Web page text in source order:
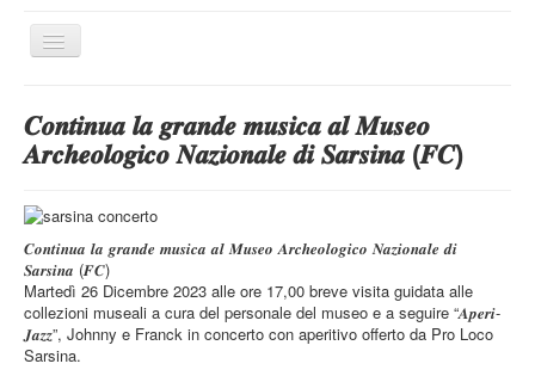
Cambia
navigazione
STRUTTURA
MUSEI
EVENTI
𝑪𝒐𝒏𝒕𝒊𝒏𝒖𝒂 𝒍𝒂 𝒈𝒓𝒂𝒏𝒅𝒆 𝒎𝒖𝒔𝒊𝒄𝒂 𝒂𝒍 𝑴𝒖𝒔𝒆𝒐
𝑨𝒓𝒄𝒉𝒆𝒐𝒍𝒐𝒈𝒊𝒄𝒐 𝑵𝒂𝒛𝒊𝒐𝒏𝒂𝒍𝒆 𝒅𝒊 𝑺𝒂𝒓𝒔𝒊𝒏𝒂 (𝑭𝑪)
𝑪𝒐𝒏𝒕𝒊𝒏𝒖𝒂 𝒍𝒂 𝒈𝒓𝒂𝒏𝒅𝒆 𝒎𝒖𝒔𝒊𝒄𝒂 𝒂𝒍 𝑴𝒖𝒔𝒆𝒐 𝑨𝒓𝒄𝒉𝒆𝒐𝒍𝒐𝒈𝒊𝒄𝒐 𝑵𝒂𝒛𝒊𝒐𝒏𝒂𝒍𝒆 𝒅𝒊
𝑺𝒂𝒓𝒔𝒊𝒏𝒂 (𝑭𝑪)
Martedì 26 Dicembre 2023 alle ore 17,00 breve visita guidata alle
collezioni museali a cura del personale del museo e a seguire “𝑨𝒑𝒆𝒓𝒊-
𝑱𝒂𝒛𝒛”, Johnny e Franck in concerto con aperitivo offerto da Pro Loco
Sarsina.